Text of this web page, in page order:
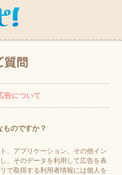
告について
のですか？
、アプリケーション、その他イン
、そのデータを利用して広告を表
で取得する利用者情報には個人を